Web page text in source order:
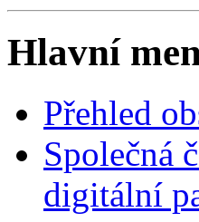
Hlavní
Přehled
Společná
digitální